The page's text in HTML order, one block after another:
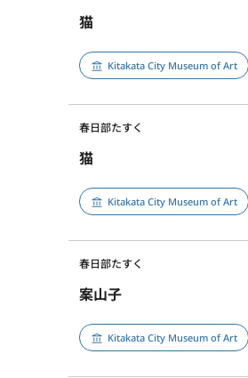
猫
Kitakata City Museum of Art
猫
春日部たすく
Kitakata City Museum of Art
案山子
春日部たすく
Kitakata City Museum of Art